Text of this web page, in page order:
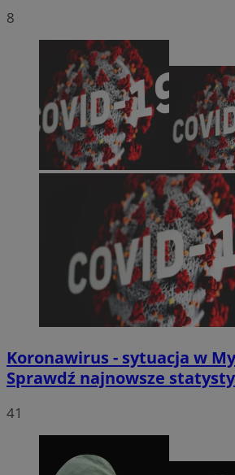
8
Koronawirus - sytuacja w
Sprawdź najnowsze
41